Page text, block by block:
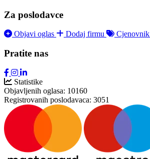
Za poslodavce
Objavi oglas Dodaj firmu Cjenovnik
Pratite nas
Statistike
Objavljenih oglasa: 10160
Registrovanih poslodavaca: 3051